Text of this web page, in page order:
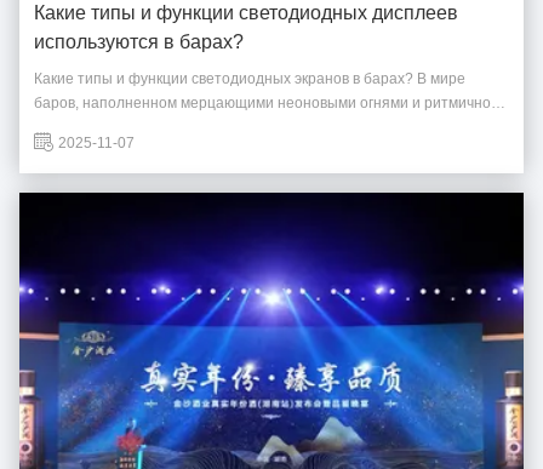
Какие типы и функции светодиодных дисплеев
используются в барах?
Какие типы и функции светодиодных экранов в барах? В мире
баров, наполненном мерцающими неоновыми огнями и ритмичной
Обладая разнообразными типами и мощными функциями, они
преображают развлекательный опыт в барах. От создания
2025-11-07